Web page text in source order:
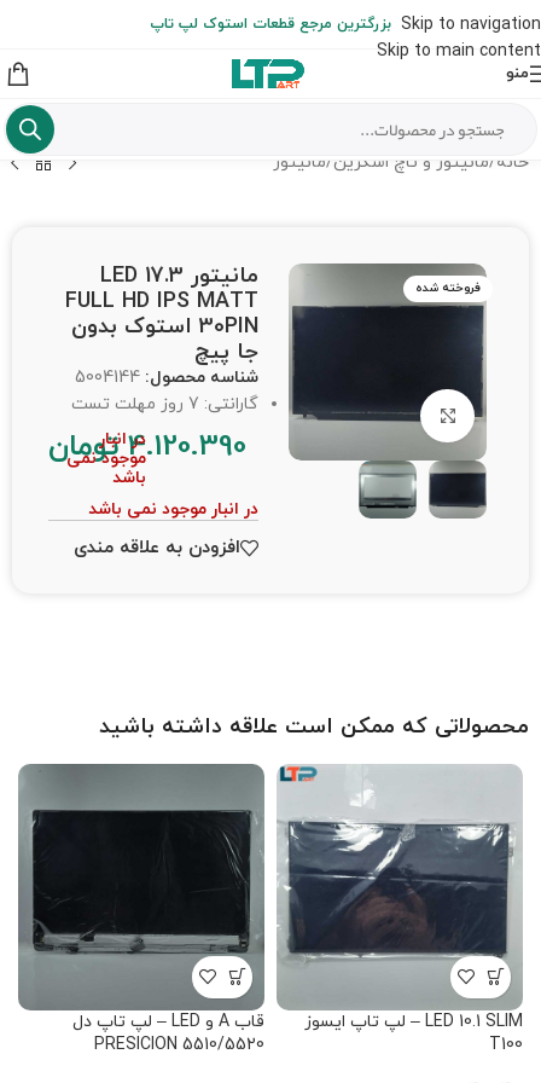
Skip to navigation
Skip to main content
از شهرستان به عهده مشتری است)
بزرگترین مرجع قطعات استوک لپ تاپ
منو
خانه /مانیتور و تاچ اسکرین/مانیتور
فروخته شده
برای بزرگنمایی کلیک کنید
مانیتور LED 17.3
FULL HD IPS MATT
30PIN استوک بدون
جا پیچ
شناسه محصول: 5004144
گارانتی: 7 روز مهلت تست
4.120.390 توماندر انبار
موجود نمی
باشد
در انبار موجود نمی باشد
افزودن به علاقه مندی
محصولاتی که ممکن است علاقه داشته باشید
LED 10.1 SLIM – لپ تاپ ایسوز
T100
قاب A و LED – لپ تاپ دل
PRESICION 5510/5520